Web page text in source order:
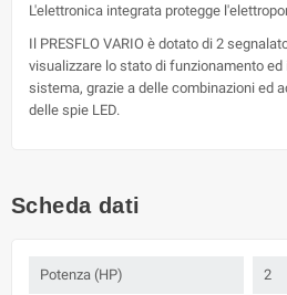
L'elettronica integrata protegge
Il PRESFLO VARIO è dotato di 2
visualizzare lo stato di funzionamento
sistema, grazie a delle combinazioni ed
delle spie LED.
Scheda dati
Potenza (HP) 2